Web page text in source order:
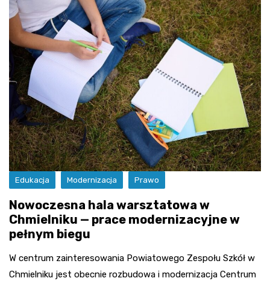
Edukacja Modernizacja Prawo
Nowoczesna hala warsztatowa w
Chmielniku — prace modernizacyjne w
pełnym biegu
W centrum zainteresowania Powiatowego Zespołu Szkół w
Chmielniku jest obecnie rozbudowa i modernizacja Centrum